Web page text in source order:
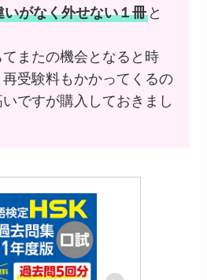
いがなく外せない１冊と
またの機会となると時
再受験料もかかってくるの
ですが購入しておきまし